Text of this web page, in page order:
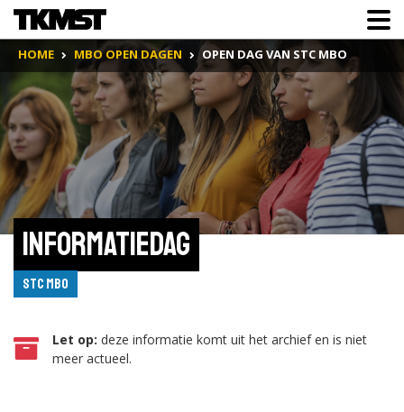
HOME MBO OPEN DAGEN OPEN DAG VAN STC MBO
Informatiedag
STC mbo
Let op: deze informatie komt uit het archief en is niet
meer actueel.